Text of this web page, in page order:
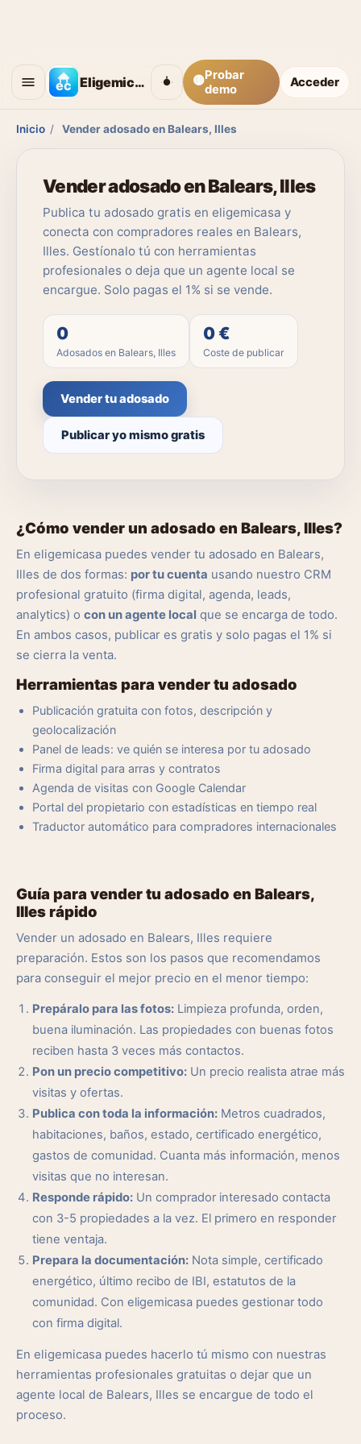
Eligemicasa 🟡Probar
demo
Acceder
Inicio / Vender adosado en Balears, Illes
Vender adosado en Balears, Illes
Publica tu adosado gratis en eligemicasa y
conecta con compradores reales en Balears,
Illes. Gestíonalo tú con herramientas
profesionales o deja que un agente local se
encargue. Solo pagas el 1% si se vende.
0
Adosados en Balears, Illes
0 €
Coste de publicar
Vender tu adosado
Publicar yo mismo gratis
¿Cómo vender un adosado en Balears, Illes?
En eligemicasa puedes vender tu adosado en Balears,
Illes de dos formas: por tu cuenta usando nuestro CRM
profesional gratuito (firma digital, agenda, leads,
analytics) o con un agente local que se encarga de todo.
En ambos casos, publicar es gratis y solo pagas el 1% si
se cierra la venta.
Herramientas para vender tu adosado
Publicación gratuita con fotos, descripción y
geolocalización
Panel de leads: ve quién se interesa por tu adosado
Firma digital para arras y contratos
Agenda de visitas con Google Calendar
Portal del propietario con estadísticas en tiempo real
Traductor automático para compradores internacionales
Guía para vender tu adosado en Balears,
Illes rápido
Vender un adosado en Balears, Illes requiere
preparación. Estos son los pasos que recomendamos
para conseguir el mejor precio en el menor tiempo:
Prepáralo para las fotos: Limpieza profunda, orden,
buena iluminación. Las propiedades con buenas fotos
reciben hasta 3 veces más contactos.
Pon un precio competitivo: Un precio realista atrae más
visitas y ofertas.
Publica con toda la información: Metros cuadrados,
habitaciones, baños, estado, certificado energético,
gastos de comunidad. Cuanta más información, menos
visitas que no interesan.
Responde rápido: Un comprador interesado contacta
con 3-5 propiedades a la vez. El primero en responder
tiene ventaja.
Prepara la documentación: Nota simple, certificado
energético, último recibo de IBI, estatutos de la
comunidad. Con eligemicasa puedes gestionar todo
con firma digital.
En eligemicasa puedes hacerlo tú mismo con nuestras
herramientas profesionales gratuitas o dejar que un
agente local de Balears, Illes se encargue de todo el
proceso.